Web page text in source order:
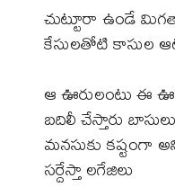
చుట్టూరా ఉండే
కేసులతోటి కాసుల
ఆ ఊరులంటు ఈ
బదిలీ చేస్తారు బాసులు
మనసుకు కష్టంగా
సర్దేస్తా లగేజిలు